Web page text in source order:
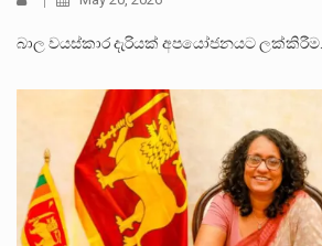
බාල වයස්කාර දැරියක් අපයෝජනයට ලක්කිරීම…